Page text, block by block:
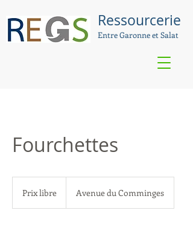
Ressourcerie
Entre Garonne et Salat
Fourchettes
Prix libre Avenue du Comminges